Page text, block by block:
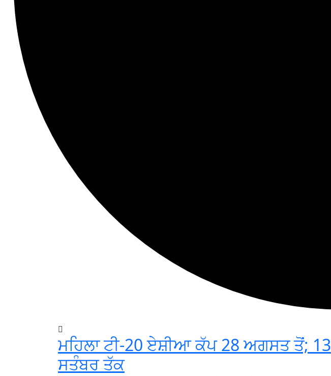
ਮਹਿਲਾ ਟੀ-20 ਏਸ਼ੀਆ ਕੱਪ 28 ਅਗਸਤ ਤੋਂ; 13
ਸਤੰਬਰ ਤੱਕ